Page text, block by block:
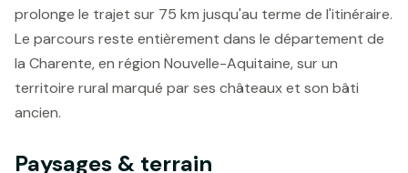
prolonge le trajet sur 75 km jusqu'au terme de l'itinéraire.
Le parcours reste entièrement dans le département de
la Charente, en région Nouvelle-Aquitaine, sur un
territoire rural marqué par ses châteaux et son bâti
ancien.
Paysages & terrain